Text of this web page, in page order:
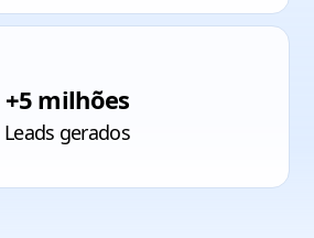
+5 milhões
Leads gerados